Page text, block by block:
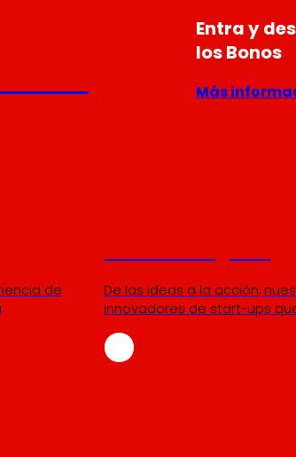
de
De las ideas a la acción,
innovadores de start-ups
Entra y
los Bonos
Más